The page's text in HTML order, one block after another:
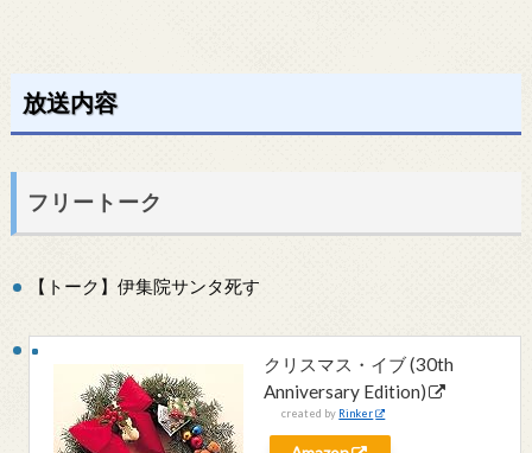
放送内容
フリートーク
【トーク】伊集院サンタ死す
クリスマス・イブ (30th
Anniversary Edition)
created by Rinker